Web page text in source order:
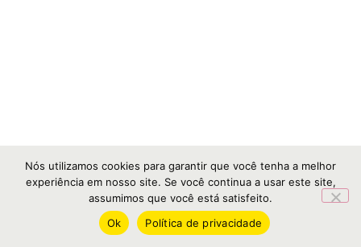
Nós utilizamos cookies para garantir que você tenha a melhor
experiência em nosso site. Se você continua a usar este site,
assumimos que você está satisfeito.
Ok
Política de privacidade